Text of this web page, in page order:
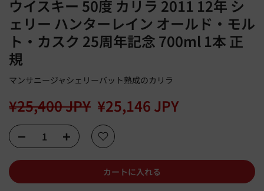
ウイスキー 50度 カリラ 2011 12年 シ
ェリー ハンターレイン オールド・モル
ト・カスク 25周年記念 700ml 1本 正
規
マンサニージャシェリーバット熟成のカリラ
¥25,400 JPY ¥25,146 JPY
カートに入れる